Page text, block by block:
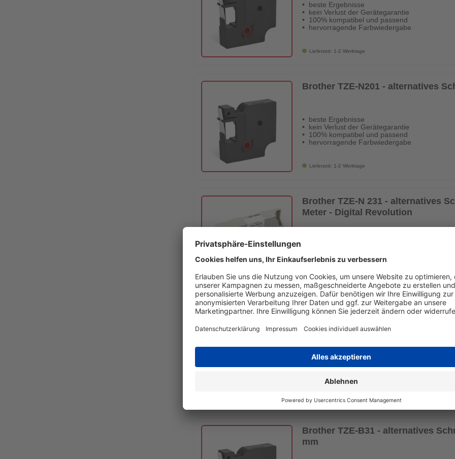
beste Ergebnisse
kein Verlust der Gerätegarantie
100% kompatibel und passend
hervorragende Farbwiedergabe
Lieferzeit: 1-2 Werktage
Brother TZE-N201 - alternatives
beste Ergebnisse
kein Verlust der Gerätegarantie
100% kompatibel und passend
hervorragende Farbwiedergabe
Lieferzeit: 1-2 Werktage
Brother TZE-N 231 - alternatives
Meter - Digital Revolution
hervorragende Farbwiedergabe
Lieferzeit: 1-2 Werktage
Brother TZE-FX 231 - alternatives
beste Ergebnisse
kein Verlust der Gerätegarantie
Brother TZE-B31 - alternatives
mm